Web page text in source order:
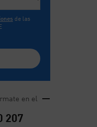
de las
en el
207